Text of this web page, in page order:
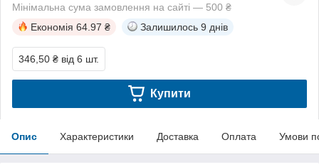
Мінімальна сума замовлення на сайті — 500 ₴
Економія 64.97 ₴ Залишилось 9 днів
346,50 ₴ від 6 шт.
Купити
Опис Характеристики Доставка Оплата Умови